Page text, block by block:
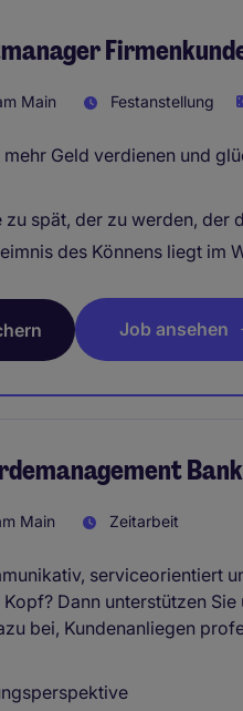
Main Festanstellung
mehr Geld verdienen und
zu spät, der zu werden, der
des Könnens liegt im
Job ansehen
Main Zeitarbeit
serviceorientiert
Dann unterstützen
bei, Kundenanliegen